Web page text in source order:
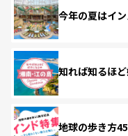
今年の夏はイ
知れば知るほ
地球の歩き方